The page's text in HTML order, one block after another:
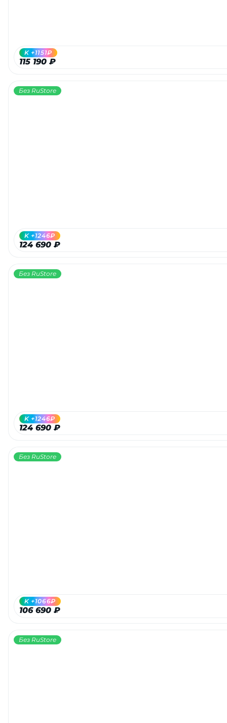
115 190 ₽
K +1151₽
Без RuStore
124 690 ₽
K +1246₽
Без RuStore
124 690 ₽
K +1246₽
Без RuStore
106 690 ₽
K +1066₽
Без RuStore